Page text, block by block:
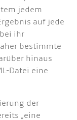
jedem
auf jede
ihr
bestimmte
hinaus
Datei eine
der
„eine